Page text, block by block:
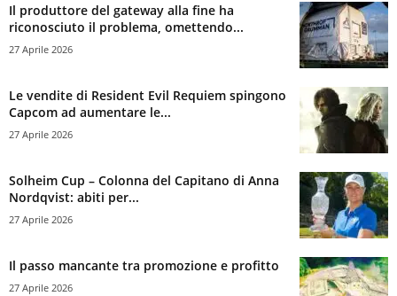
Il produttore del gateway alla fine ha
riconosciuto il problema, omettendo...
27 Aprile 2026
Le vendite di Resident Evil Requiem spingono
Capcom ad aumentare le...
27 Aprile 2026
Solheim Cup – Colonna del Capitano di Anna
Nordqvist: abiti per...
27 Aprile 2026
Il passo mancante tra promozione e profitto
27 Aprile 2026